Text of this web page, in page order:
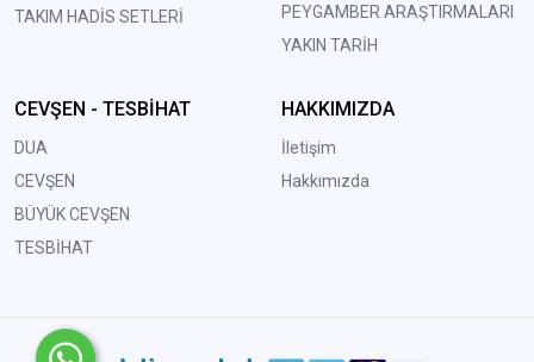
TAKIM HADİS SETLERİ
PEYGAMBER ARAŞTIRMALARI
YAKIN TARİH
CEVŞEN - TESBİHAT
DUA
CEVŞEN
BÜYÜK CEVŞEN
TESBİHAT
HAKKIMIZDA
İletişim
Hakkımızda